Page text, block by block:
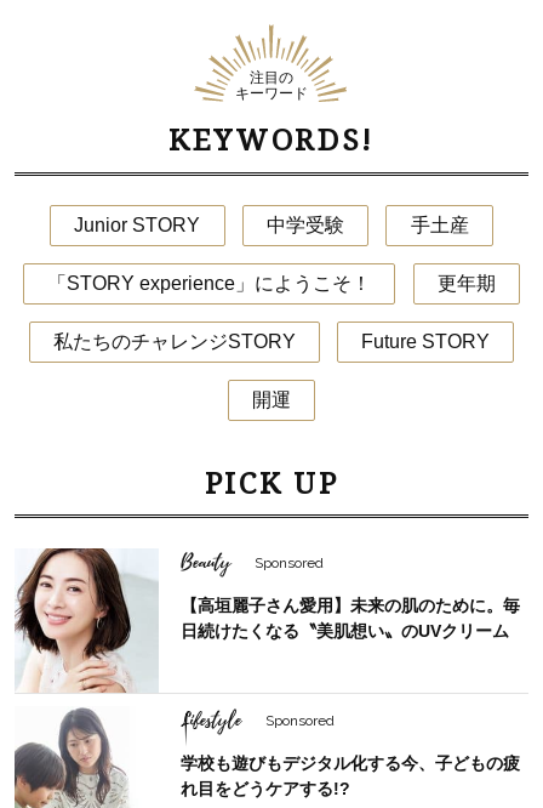
注目の
キーワード
KEYWORDS!
Junior STORY 中学受験 手土産
「STORY experience」にようこそ！ 更年期
私たちのチャレンジSTORY Future STORY
開運
PICK UP
Beauty Sponsored
【高垣麗子さん愛用】未来の肌のために。毎
日続けたくなる〝美肌想い〟のUVクリーム
Lifestyle Sponsored
学校も遊びもデジタル化する今、子どもの疲
れ目をどうケアする!?